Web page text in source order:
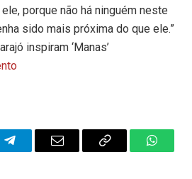
porque não há ninguém neste
sido mais próxima do que ele.”
inspiram ‘Manas’
TelegramEmail
Copy